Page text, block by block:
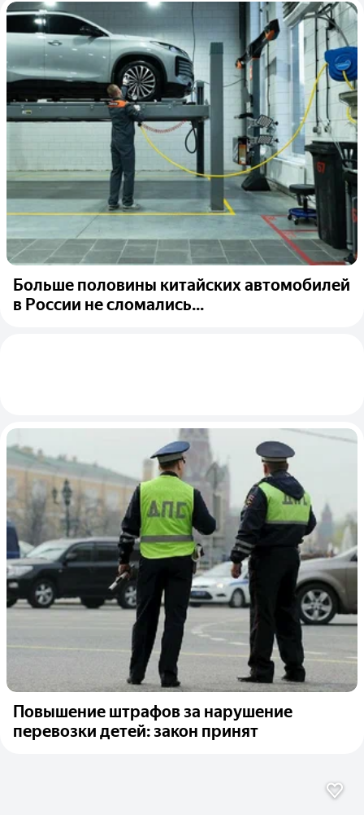
Больше половины китайских автомобилей
в России не сломались...
Повышение штрафов за нарушение
перевозки детей: закон принят